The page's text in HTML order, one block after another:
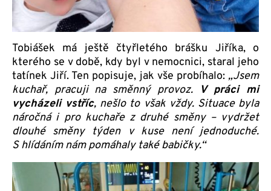
Tobiášek má ještě čtyřletého brášku Jiříka, o
kterého se v době, kdy byl v nemocnici, staral jeho
tatínek Jiří. Ten popisuje, jak vše probíhalo: „Jsem
kuchař, pracuji na směnný provoz.
V práci mi
vycházeli vstříc, nešlo to však vždy. Situace byla
náročná i pro kuchaře z druhé směny – vydržet
dlouhé směny týden v kuse není jednoduché.
S hlídáním nám pomáhaly také babičky.“